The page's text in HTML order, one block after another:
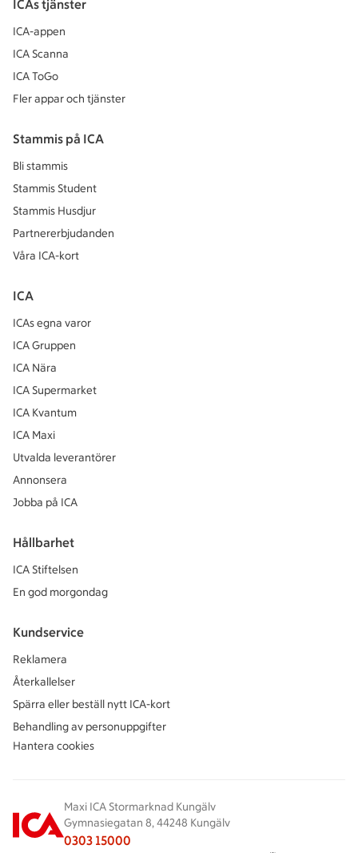
ICAs tjänster
ICA-appen
ICA Scanna
ICA ToGo
Fler appar och tjänster
Stammis på ICA
Bli stammis
Stammis Student
Stammis Husdjur
Partnererbjudanden
Våra ICA-kort
ICA
ICAs egna varor
ICA Gruppen
ICA Nära
ICA Supermarket
ICA Kvantum
ICA Maxi
Utvalda leverantörer
Annonsera
Jobba på ICA
Hållbarhet
ICA Stiftelsen
En god morgondag
Kundservice
Reklamera
Återkallelser
Spärra eller beställ nytt ICA-kort
Behandling av personuppgifter
Hantera cookies
Maxi ICA Stormarknad Kungälv
Gymnasiegatan 8, 44248 Kungälv
0303 15000